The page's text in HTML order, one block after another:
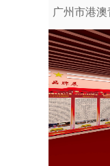
广州市港